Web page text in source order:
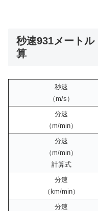
秒速931メート
算
秒速
（m/s）
分速
（m/min）
分速
（m/min）
計算式
分速
（km/min）
分速